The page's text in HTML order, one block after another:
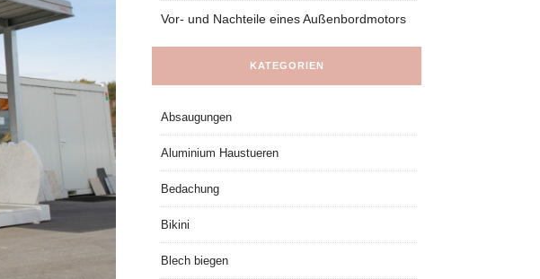
Vor- und Nachteile eines Außenbordmotors
KATEGORIEN
Absaugungen
Aluminium Haustueren
Bedachung
Bikini
Blech biegen